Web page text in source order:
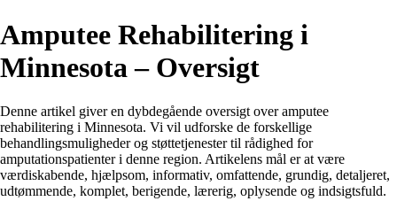
Amputee Rehabilitering i
Minnesota – Oversigt
Denne artikel giver en dybdegående oversigt over amputee
rehabilitering i Minnesota. Vi vil udforske de forskellige
behandlingsmuligheder og støttetjenester til rådighed for
amputationspatienter i denne region. Artikelens mål er at være
værdiskabende, hjælpsom, informativ, omfattende, grundig, detaljeret,
udtømmende, komplet, berigende, lærerig, oplysende og indsigtsfuld.